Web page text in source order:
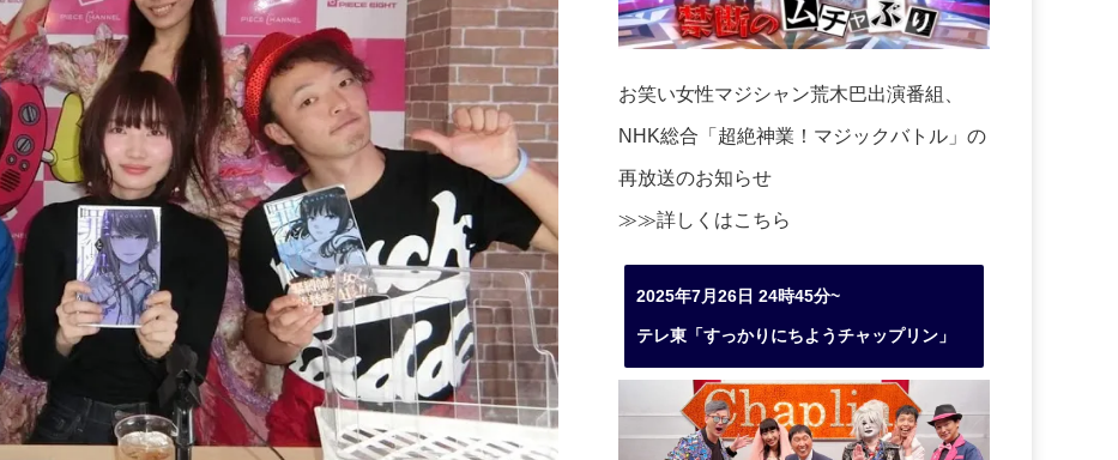
お笑い女性マジシャン荒木巴出演番組、
NHK総合「超絶神業！マジックバトル」の
再放送のお知らせ
≫≫詳しくはこちら
2025年7月26日 24時45分~
テレ東「すっかりにちようチャップリン」